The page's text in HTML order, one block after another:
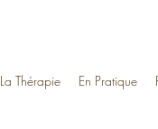
La Thérapie En Pratique